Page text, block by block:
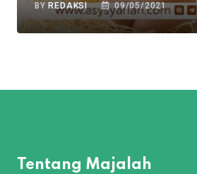
BY REDAKSI 09/05/2021
Tentang Majalah